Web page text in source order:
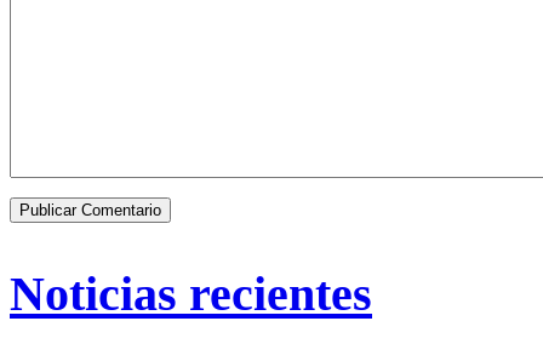
Noticias recientes